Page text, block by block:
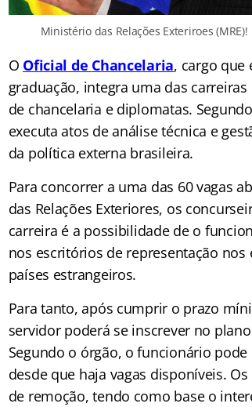
Ministério das Relações Exteriroes (MRE)!
O Oficial de Chancelaria, cargo que
graduação, integra uma das
de chancelaria e diplomatas.
executa atos de análise técnica e
da política externa brasileira.
Para concorrer a uma das 60 vagas
das Relações Exteriores, os
carreira é a possibilidade de o
nos escritórios de representação
países estrangeiros.
Para tanto, após cumprir o prazo
servidor poderá se inscrever no
Segundo o órgão, o funcionário
desde que haja vagas disponíveis.
de remoção, tendo como base o